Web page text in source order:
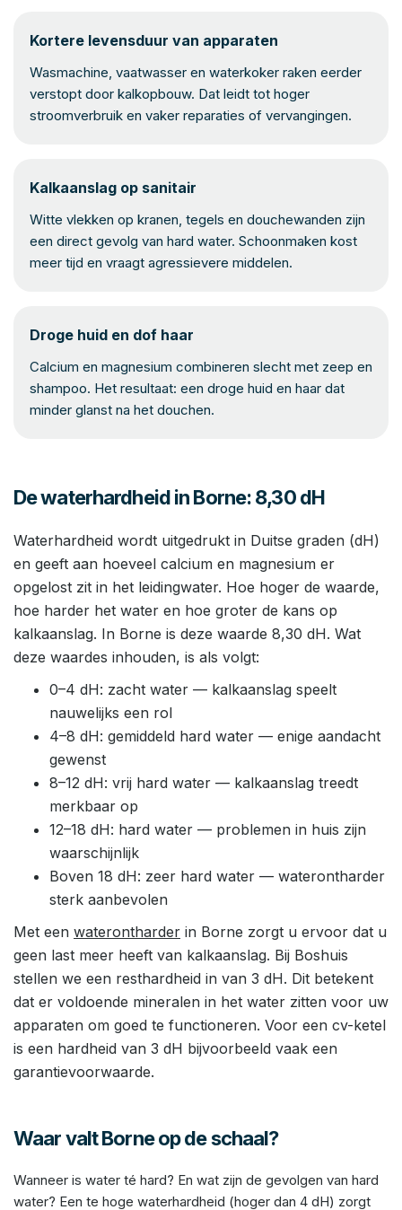
Kortere levensduur van apparaten
Wasmachine, vaatwasser en waterkoker raken eerder
verstopt door kalkopbouw. Dat leidt tot hoger
stroomverbruik en vaker reparaties of vervangingen.
Kalkaanslag op sanitair
Witte vlekken op kranen, tegels en douchewanden zijn
een direct gevolg van hard water. Schoonmaken kost
meer tijd en vraagt agressievere middelen.
Droge huid en dof haar
Calcium en magnesium combineren slecht met zeep en
shampoo. Het resultaat: een droge huid en haar dat
minder glanst na het douchen.
De waterhardheid in Borne: 8,30 dH
Waterhardheid wordt uitgedrukt in Duitse graden (dH)
en geeft aan hoeveel calcium en magnesium er
opgelost zit in het leidingwater. Hoe hoger de waarde,
hoe harder het water en hoe groter de kans op
kalkaanslag. In Borne is deze waarde 8,30 dH. Wat
deze waardes inhouden, is als volgt:
0–4 dH: zacht water — kalkaanslag speelt
nauwelijks een rol
4–8 dH: gemiddeld hard water — enige aandacht
gewenst
8–12 dH: vrij hard water — kalkaanslag treedt
merkbaar op
12–18 dH: hard water — problemen in huis zijn
waarschijnlijk
Boven 18 dH: zeer hard water — waterontharder
sterk aanbevolen
Met een waterontharder in Borne zorgt u ervoor dat u
geen last meer heeft van kalkaanslag. Bij Boshuis
stellen we een resthardheid in van 3 dH. Dit betekent
dat er voldoende mineralen in het water zitten voor uw
apparaten om goed te functioneren. Voor een cv-ketel
is een hardheid van 3 dH bijvoorbeeld vaak een
garantievoorwaarde.
Waar valt Borne op de schaal?
Wanneer is water té hard? En wat zijn de gevolgen van hard
water? Een te hoge waterhardheid (hoger dan 4 dH) zorgt